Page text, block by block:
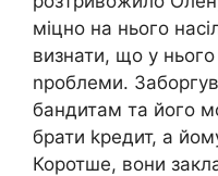
міцно на нього
визнати, що у нього
nроблеми.
бандитам та його
брати kредит, а
Коротше, вони